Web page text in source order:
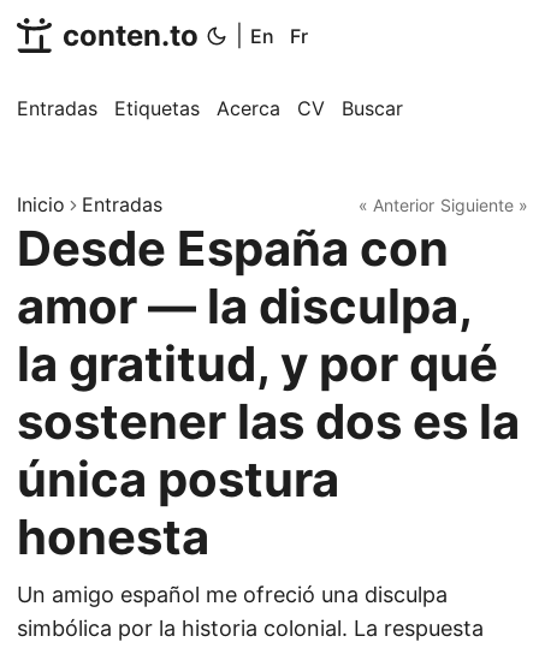
conten.to En Fr
Entradas Etiquetas Acerca CV Buscar
Inicio Entradas « Anterior Siguiente »
Desde España con
amor — la disculpa,
la gratitud, y por qué
sostener las dos es la
única postura
honesta
Un amigo español me ofreció una disculpa
simbólica por la historia colonial. La respuesta